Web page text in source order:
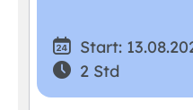
Start:
2 Std